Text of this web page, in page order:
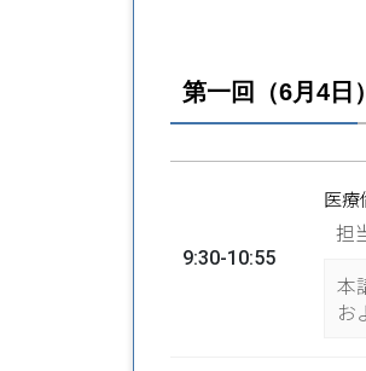
第一回（6月4日）
9:30-10:55
医療
担
本
お